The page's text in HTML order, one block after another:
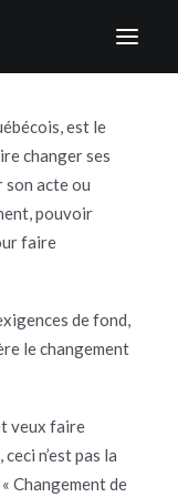
québécois
est le
changer ses
son acte ou
pouvoir
faire
de fond,
le changement
veux faire
n’est pas la
Changement de